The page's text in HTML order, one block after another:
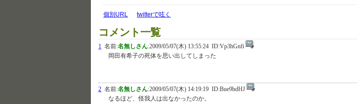
個別URL twitterで呟く
コメント一覧
1 名前:名無しさん:2009/05/07(木) 13:55:24 ID:Vp3hGnfi
岡田有希子の死体を思い出してしまった
2 名前:名無しさん:2009/05/07(木) 14:19:19 ID:Bue9hdHJ
なるほど、怪我人は出なかったのか。